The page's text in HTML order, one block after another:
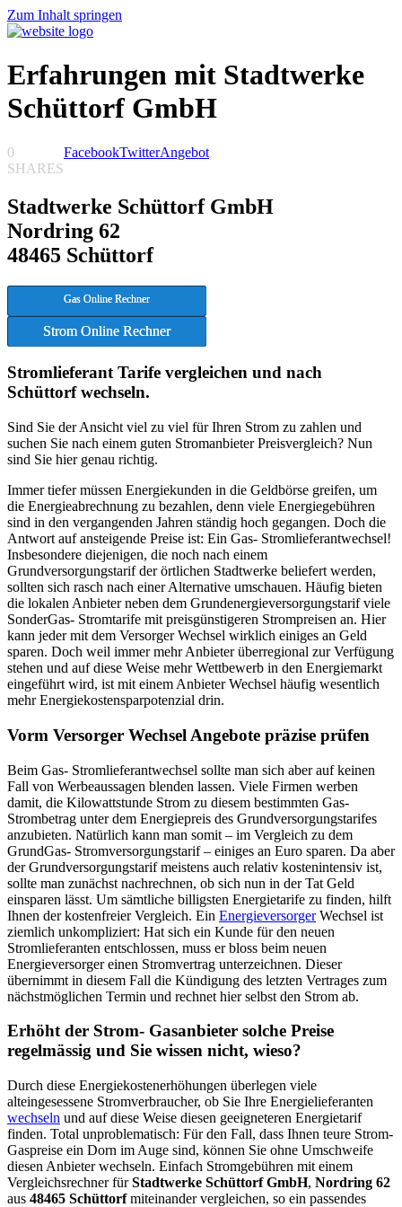
Zum Inhalt springen
Erfahrungen mit Stadtwerke
Schüttorf GmbH
0
SHARES
FacebookTwitterAngebot
Stadtwerke Schüttorf GmbH
Nordring 62
48465 Schüttorf
Gas Online Rechner
Strom Online Rechner
Stromlieferant Tarife vergleichen und nach
Schüttorf wechseln.
Sind Sie der Ansicht viel zu viel für Ihren Strom zu zahlen und
suchen Sie nach einem guten Stromanbieter Preisvergleich? Nun
sind Sie hier genau richtig.
Immer tiefer müssen Energiekunden in die Geldbörse greifen, um
die Energieabrechnung zu bezahlen, denn viele Energiegebühren
sind in den vergangenden Jahren ständig hoch gegangen. Doch die
Antwort auf ansteigende Preise ist: Ein Gas- Stromlieferantwechsel!
Insbesondere diejenigen, die noch nach einem
Grundversorgungstarif der örtlichen Stadtwerke beliefert werden,
sollten sich rasch nach einer Alternative umschauen. Häufig bieten
die lokalen Anbieter neben dem Grundenergieversorgungstarif viele
SonderGas- Stromtarife mit preisgünstigeren Strompreisen an. Hier
kann jeder mit dem Versorger Wechsel wirklich einiges an Geld
sparen. Doch weil immer mehr Anbieter überregional zur Verfügung
stehen und auf diese Weise mehr Wettbewerb in den Energiemarkt
eingeführt wird, ist mit einem Anbieter Wechsel häufig wesentlich
mehr Energiekostensparpotenzial drin.
Vorm Versorger Wechsel Angebote präzise prüfen
Beim Gas- Stromlieferantwechsel sollte man sich aber auf keinen
Fall von Werbeaussagen blenden lassen. Viele Firmen werben
damit, die Kilowattstunde Strom zu diesem bestimmten Gas-
Strombetrag unter dem Energiepreis des Grundversorgungstarifes
anzubieten. Natürlich kann man somit – im Vergleich zu dem
GrundGas- Stromversorgungstarif – einiges an Euro sparen. Da aber
der Grundversorgungstarif meistens auch relativ kostenintensiv ist,
sollte man zunächst nachrechnen, ob sich nun in der Tat Geld
einsparen lässt. Um sämtliche billigsten Energietarife zu finden, hilft
Ihnen der kostenfreier Vergleich. Ein EnergieversorgerWechsel ist
ziemlich unkompliziert: Hat sich ein Kunde für den neuen
Stromlieferanten entschlossen, muss er bloss beim neuen
Energieversorger einen Stromvertrag unterzeichnen. Dieser
übernimmt in diesem Fall die Kündigung des letzten Vertrages zum
nächstmöglichen Termin und rechnet hier selbst den Strom ab.
Erhöht der Strom- Gasanbieter solche Preise
regelmässig und Sie wissen nicht, wieso?
Durch diese Energiekostenerhöhungen überlegen viele
alteingesessene Stromverbraucher, ob Sie Ihre Energielieferanten
wechseln und auf diese Weise diesen geeigneteren Energietarif
finden. Total unproblematisch: Für den Fall, dass Ihnen teure Strom-
Gaspreise ein Dorn im Auge sind, können Sie ohne Umschweife
diesen Anbieter wechseln. Einfach Stromgebühren mit einem
Vergleichsrechner fürStadtwerke Schüttorf GmbH, Nordring 62
aus 48465 Schüttorfmiteinander vergleichen, so ein passendes